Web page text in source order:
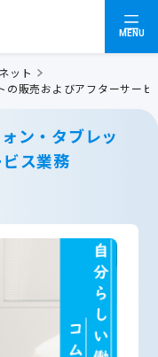
MENU
ット
販売およびアフターサービ
ン・タブレッ
ス業務